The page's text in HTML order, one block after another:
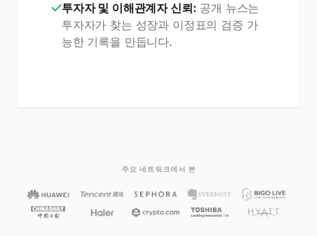
투자자 및 이해관계자 신뢰: 공개 뉴스는
투자자가 찾는 성장과 이정표의 검증 가
능한 기록을 만듭니다.
주요 네트워크에서 본